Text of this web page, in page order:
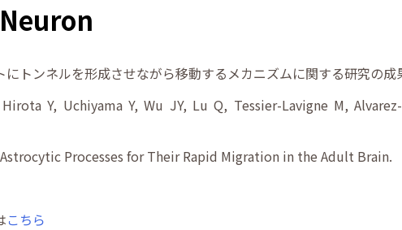
トンネルを形成させながら移動するメカニズムに関する研究の成
Y, Uchiyama Y, Wu JY, Lu Q, Tessier-Lavigne M,
Processes for Their Rapid Migration in the Adult Brain.
こちら